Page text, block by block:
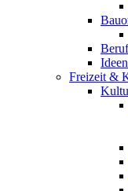
Freizeit &